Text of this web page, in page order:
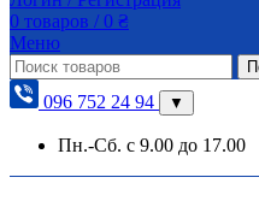
0 товаров / 0 ₴
Меню
096 752 24 94 ▼
Пн.-Сб. с 9.00 до 17.00